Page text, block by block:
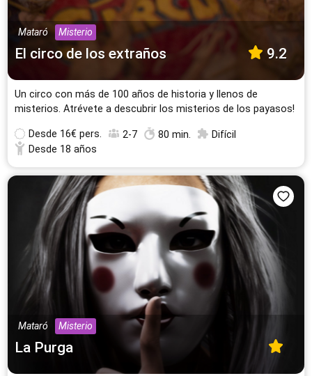
Mataró Misterio
El circo de los extraños 9.2
Un circo con más de 100 años de historia y llenos de
misterios. Atrévete a descubrir los misterios de los payasos!
Desde 16€ pers. 2-7 80 min.
Difícil
Desde 18 años
Mataró Misterio
La Purga